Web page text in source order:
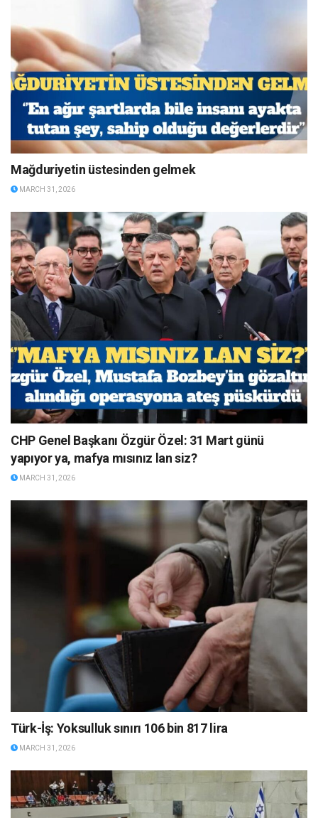
Mağduriyetin üstesinden gelmek
MARCH 31, 2026
CHP Genel Başkanı Özgür Özel: 31 Mart günü
yapıyor ya, mafya mısınız lan siz?
MARCH 31, 2026
Türk-İş: Yoksulluk sınırı 106 bin 817 lira
MARCH 31, 2026